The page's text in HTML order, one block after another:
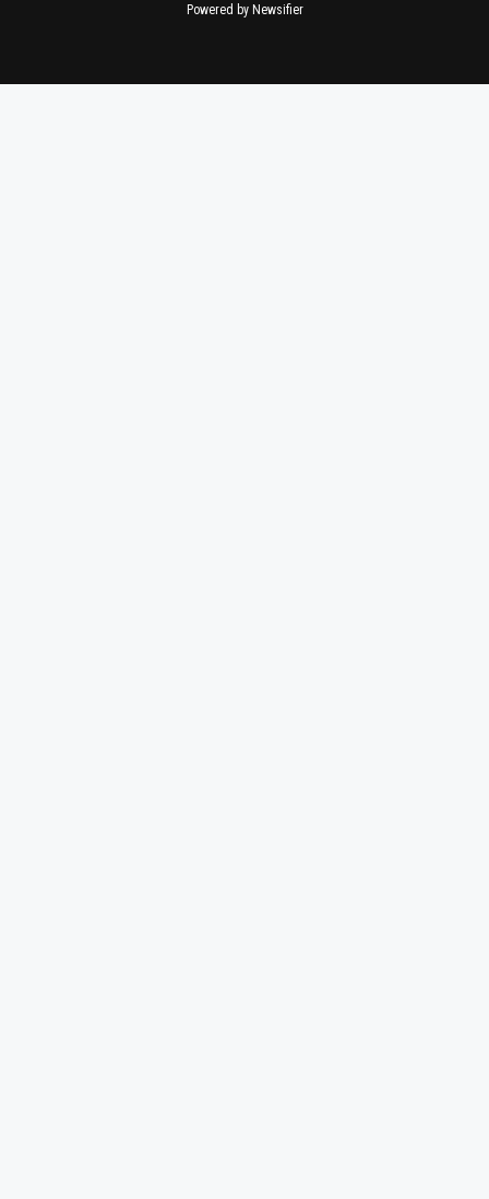
Powered by Newsifier